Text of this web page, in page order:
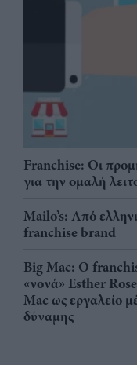
Franchise: Οι
για την ομαλή
Mailo’s: Από
franchise brand
Big Mac: Ο
«νονά» Esther
Mac ως εργαλείο
δύναμης